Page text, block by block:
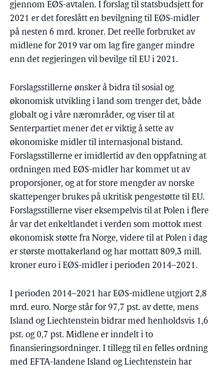
gjennom EØS-avtalen. I forslag til statsbudsjett for
2021 er det foreslått en bevilgning til EØS-midler
på nesten 6 mrd. kroner. Det reelle forbruket av
midlene for 2019 var om lag fire ganger mindre
enn det regjeringen vil bevilge til EU i 2021.
Forslagsstillerne ønsker å bidra til sosial og
økonomisk utvikling i land som trenger det, både
globalt og i våre nærområder, og viser til at
Senterpartiet mener det er viktig å sette av
økonomiske midler til internasjonal bistand.
Forslagsstillerne er imidlertid av den oppfatning at
ordningen med EØS-midler har kommet ut av
proporsjoner, og at for store mengder av norske
skattepenger brukes på ukritisk pengestøtte til EU.
Forslagsstillerne viser eksempelvis til at Polen i flere
år var det enkeltlandet i verden som mottok mest
økonomisk støtte fra Norge, videre til at Polen i dag
er største mottakerland og har mottatt 809,3 mill.
kroner euro i EØS-midler i perioden 2014–2021.
I perioden 2014–2021 har EØS-midlene utgjort 2,8
mrd. euro. Norge står for 97,7 pst. av dette, mens
Island og Liechtenstein bidrar med henholdsvis 1,6
pst. og 0,7 pst. Midlene er inndelt i to
finansieringsordninger. I tillegg til en felles ordning
med EFTA-landene Island og Liechtenstein har